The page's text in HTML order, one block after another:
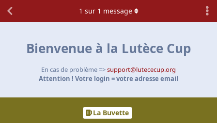
Bienvenue à la Lutèce Cup
En cas de problème =>support@lutececup.org
Attention ! Votre login = votre adresse email
La Buvette
1 sur 1 message